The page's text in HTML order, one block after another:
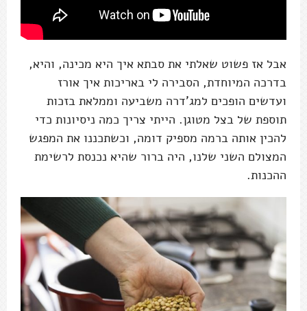
אבל אז פשוט שאלתי את סבתא איך היא מכינה, והיא,
בדרכה המיוחדת, הסבירה לי באריכות איך אורז
ועדשים הופכים למג'דרה משביעה וממלאת בזכות
תוספת של בצל מטוגן. הייתי צריך כמה ניסיונות כדי
להכין אותה ברמה מספיק דומה, וכשתכננו את המפגש
המצולם השני שלנו, היה ברור שהיא נכנסת לרשימת
ההכנות.